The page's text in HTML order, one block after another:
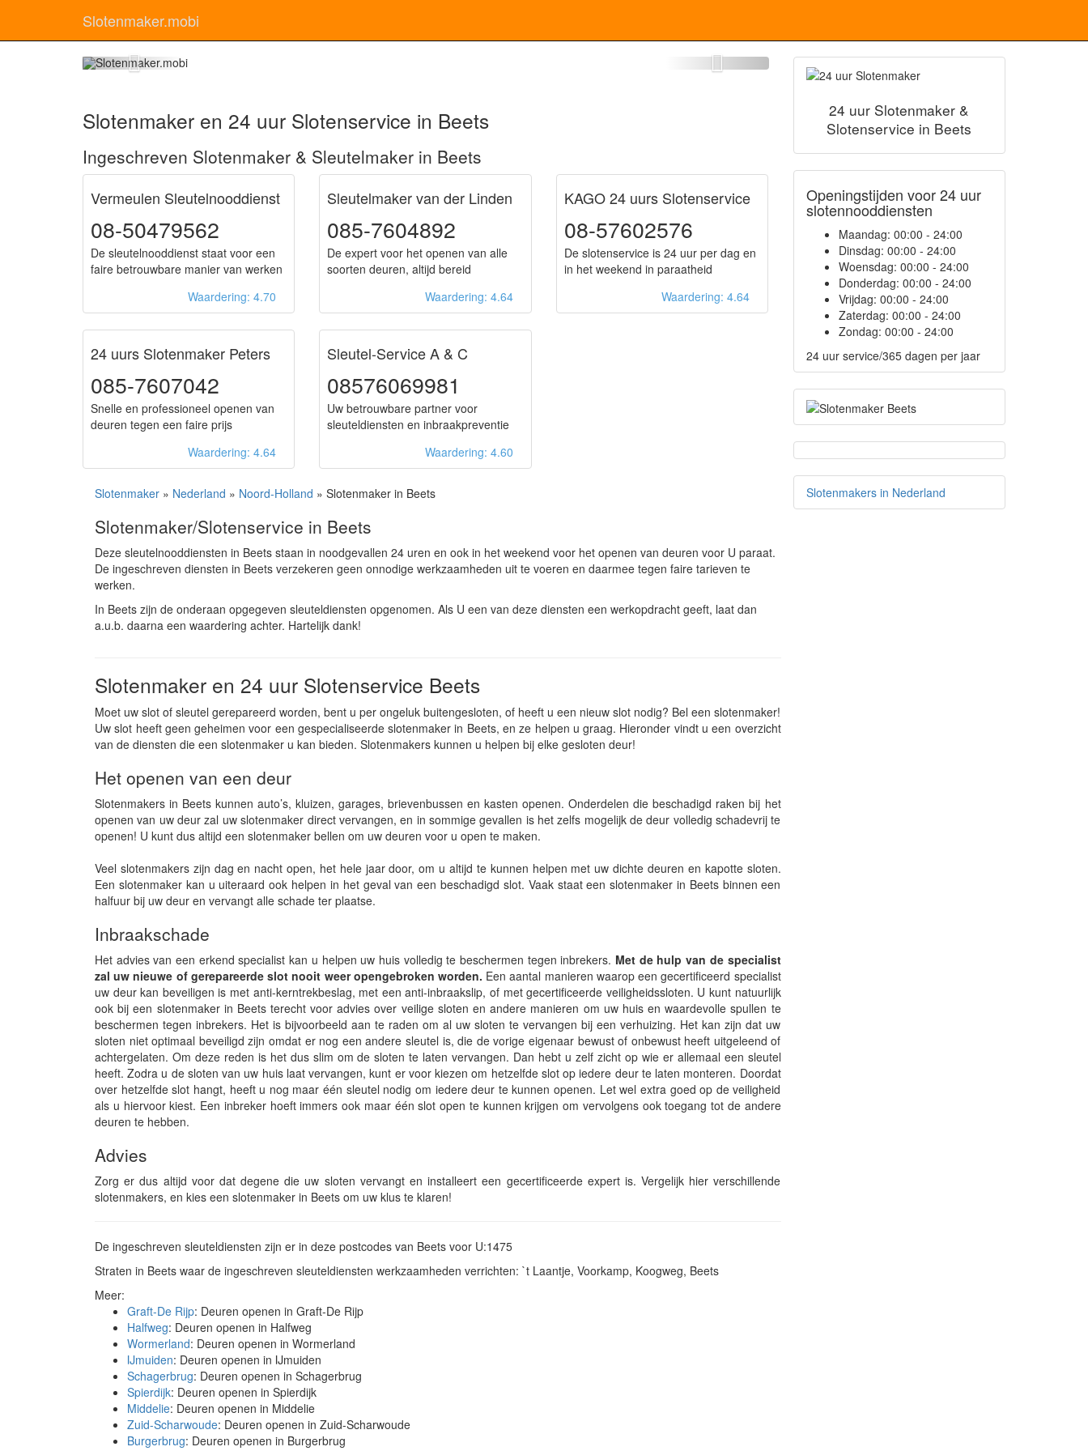
Slotenmaker.mobi
Slotenmaker en 24 uur Slotenservice in Beets
Ingeschreven Slotenmaker & Sleutelmaker in Beets
Vermeulen Sleutelnooddienst
08-50479562
De sleutelnooddienst staat voor een
faire betrouwbare manier van werken
Waardering: 4.70
Sleutelmaker van der Linden
085-7604892
De expert voor het openen van alle
soorten deuren, altijd bereid
Waardering: 4.64
KAGO 24 uurs Slotenservice
08-57602576
De slotenservice is 24 uur per dag en
in het weekend in paraatheid
Waardering: 4.64
24 uurs Slotenmaker Peters
085-7607042
Snelle en professioneel openen van
deuren tegen een faire prijs
Waardering: 4.64
Sleutel-Service A & C
08576069981
Uw betrouwbare partner voor
sleuteldiensten en inbraakpreventie
Waardering: 4.60
Slotenmaker » Nederland » Noord-Holland » Slotenmaker in Beets
Slotenmaker/Slotenservice in Beets
Deze sleutelnooddiensten in Beets staan in noodgevallen 24 uren en ook in het weekend voor het openen van deuren voor U paraat.
De ingeschreven diensten in Beets verzekeren geen onnodige werkzaamheden uit te voeren en daarmee tegen faire tarieven te
werken.
In Beets zijn de onderaan opgegeven sleuteldiensten opgenomen. Als U een van deze diensten een werkopdracht geeft, laat dan
a.u.b. daarna een waardering achter. Hartelijk dank!
Slotenmaker en 24 uur Slotenservice Beets
Moet uw slot of sleutel gerepareerd worden, bent u per ongeluk buitengesloten, of heeft u een nieuw slot nodig? Bel een slotenmaker!
Uw slot heeft geen geheimen voor een gespecialiseerde slotenmaker in Beets, en ze helpen u graag. Hieronder vindt u een overzicht
van de diensten die een slotenmaker u kan bieden. Slotenmakers kunnen u helpen bij elke gesloten deur!
Het openen van een deur
Slotenmakers in Beets kunnen auto’s, kluizen, garages, brievenbussen en kasten openen. Onderdelen die beschadigd raken bij het
openen van uw deur zal uw slotenmaker direct vervangen, en in sommige gevallen is het zelfs mogelijk de deur volledig schadevrij te
openen! U kunt dus altijd een slotenmaker bellen om uw deuren voor u open te maken.
Veel slotenmakers zijn dag en nacht open, het hele jaar door, om u altijd te kunnen helpen met uw dichte deuren en kapotte sloten.
Een slotenmaker kan u uiteraard ook helpen in het geval van een beschadigd slot. Vaak staat een slotenmaker in Beets binnen een
halfuur bij uw deur en vervangt alle schade ter plaatse.
Inbraakschade
Het advies van een erkend specialist kan u helpen uw huis volledig te beschermen tegen inbrekers. Met de hulp van de specialist
zal uw nieuwe of gerepareerde slot nooit weer opengebroken worden. Een aantal manieren waarop een gecertificeerd specialist
uw deur kan beveiligen is met anti-kerntrekbeslag, met een anti-inbraakslip, of met gecertificeerde veiligheidssloten. U kunt natuurlijk
ook bij een slotenmaker in Beets terecht voor advies over veilige sloten en andere manieren om uw huis en waardevolle spullen te
beschermen tegen inbrekers. Het is bijvoorbeeld aan te raden om al uw sloten te vervangen bij een verhuizing. Het kan zijn dat uw
sloten niet optimaal beveiligd zijn omdat er nog een andere sleutel is, die de vorige eigenaar bewust of onbewust heeft uitgeleend of
achtergelaten. Om deze reden is het dus slim om de sloten te laten vervangen. Dan hebt u zelf zicht op wie er allemaal een sleutel
heeft. Zodra u de sloten van uw huis laat vervangen, kunt er voor kiezen om hetzelfde slot op iedere deur te laten monteren. Doordat
over hetzelfde slot hangt, heeft u nog maar één sleutel nodig om iedere deur te kunnen openen. Let wel extra goed op de veiligheid
als u hiervoor kiest. Een inbreker hoeft immers ook maar één slot open te kunnen krijgen om vervolgens ook toegang tot de andere
deuren te hebben.
Advies
Zorg er dus altijd voor dat degene die uw sloten vervangt en installeert een gecertificeerde expert is. Vergelijk hier verschillende
slotenmakers, en kies een slotenmaker in Beets om uw klus te klaren!
De ingeschreven sleuteldiensten zijn er in deze postcodes van Beets voor U:1475
Straten in Beets waar de ingeschreven sleuteldiensten werkzaamheden verrichten: `t Laantje, Voorkamp, Koogweg, Beets
Meer:
Graft-De Rijp: Deuren openen in Graft-De Rijp
Halfweg: Deuren openen in Halfweg
Wormerland: Deuren openen in Wormerland
IJmuiden: Deuren openen in IJmuiden
Schagerbrug: Deuren openen in Schagerbrug
Spierdijk: Deuren openen in Spierdijk
Middelie: Deuren openen in Middelie
Zuid-Scharwoude: Deuren openen in Zuid-Scharwoude
Burgerbrug: Deuren openen in Burgerbrug
24 uur Slotenmaker &
Slotenservice in Beets
Openingstijden voor 24 uur
slotennooddiensten
Maandag: 00:00 - 24:00
Dinsdag: 00:00 - 24:00
Woensdag: 00:00 - 24:00
Donderdag: 00:00 - 24:00
Vrijdag: 00:00 - 24:00
Zaterdag: 00:00 - 24:00
Zondag: 00:00 - 24:00
24 uur service/365 dagen per jaar
Slotenmakers in Nederland